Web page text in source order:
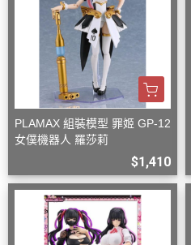
PLAMAX 組裝模型 罪姬 GP-12
女僕機器人 羅莎莉
$1,410